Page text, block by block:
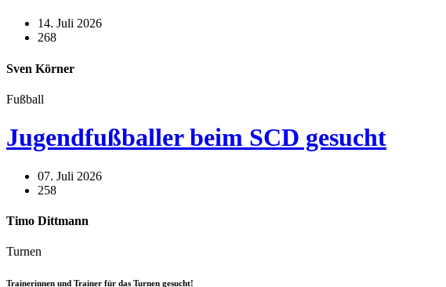
14. Juli 2026
268
Sven Körner
Fußball
Jugendfußballer beim SCD gesucht
07. Juli 2026
258
Timo Dittmann
Turnen
Trainerinnen und Trainer für das Turnen gesucht!